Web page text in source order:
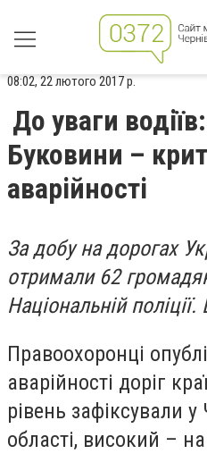
08:02, 22 лютого 2017 р.
До уваги
Буковини –
аварійності
За добу на дорогах
отримали 62
Національній
Правоохоронці
аварійності доріг
рівень зафіксували у
області, високий –